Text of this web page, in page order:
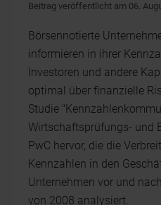
Beitrag veröffentlicht am 06.
Börsennotierte
informieren in ihrer
Investoren und andere
optimal über finanzielle
Studie
Wirtschaftsprüfungs- und
PwC hervor, die die
Kennzahlen in den
Unternehmen vor und
von 2008 analysiert.